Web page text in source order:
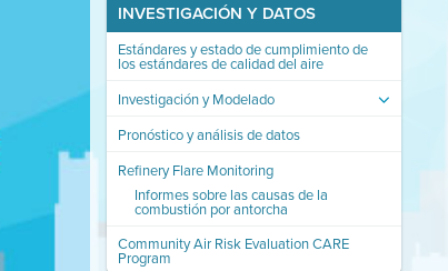
INVESTIGACIÓN Y DATOS
Estándares y estado de cumplimiento de
los estándares de calidad del aire
Investigación y Modelado
Pronóstico y análisis de datos
Refinery Flare Monitoring
Informes sobre las causas de la
combustión por antorcha
Community Air Risk Evaluation CARE
Program